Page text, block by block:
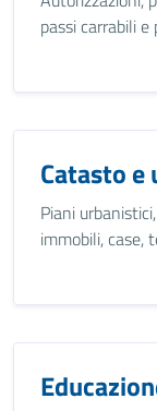
passi carrabili
Catasto
Piani
immobili, case,